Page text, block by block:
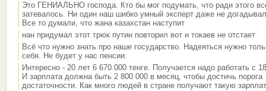
Это ГЕНИАЛЬНО господа. Кто бы мог подумать, что ради этого
затевалось. Ни один наш шибко умный эксперт даже не
Все то думали, что жана казахстан наступит
нан придумал этот трюк путин повторил вот и токаев не отстает
Всё что нужно знать про наше государство. Надеяться нужно
себя. Не будет у нас пенсии.
Интересно - 20 лет 6 670 000 тенге. Получается надо работать с
И зарплата должна быть 2 800 000 в месяц, чтобы достичь порога
достаточности. Как много людей в стране получают такую